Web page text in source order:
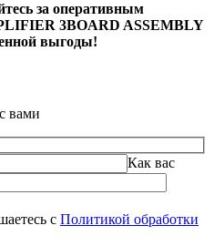
за оперативным
3BOARD ASSEMBLY
выгоды!
вами
Как вас
с Политикой обработки